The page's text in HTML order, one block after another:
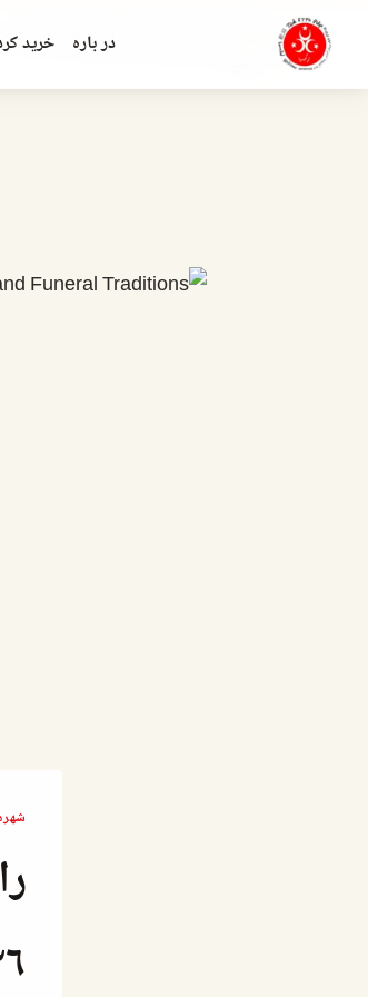
در باره خريد
راهنمای تدفین و بروکراسی اداری مرگ در ترکیه ۲۰۲۶